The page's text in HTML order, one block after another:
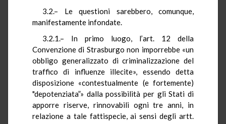
3.2.– Le questioni sarebbero, comunque,
manifestamente infondate.
3.2.1.– In primo luogo, l’art. 12 della
Convenzione di Strasburgo non imporrebbe «un
obbligo generalizzato di criminalizzazione del
traffico di influenze illecite», essendo detta
disposizione «contestualmente (e fortemente)
"depotenziata”» dalla possibilità per gli Stati di
apporre riserve, rinnovabili ogni tre anni, in
relazione a tale fattispecie, ai sensi degli artt.